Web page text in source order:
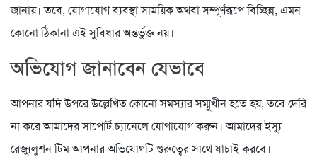
জানায়। তবে, যোগাযোগ ব্যবস্থা সাময়িক অথবা সম্পূর্ণরূপে বিচ্ছিন্ন, এমন
কোনো ঠিকানা এই সুবিধার অন্তর্ভুক্ত নয়।
অভিযোগ জানাবেন যেভাবে
আপনার যদি উপরে উল্লেখিত কোনো সমস্যার সম্মুখীন হতে হয়, তবে দেরি
না করে আমাদের সাপোর্ট চ্যানেলে যোগাযোগ করুন। আমাদের ইস্যু
রেজ্যুলুশন টিমআপনার অভিযোগটি গুরুত্বের সাথে যাচাই করবে।